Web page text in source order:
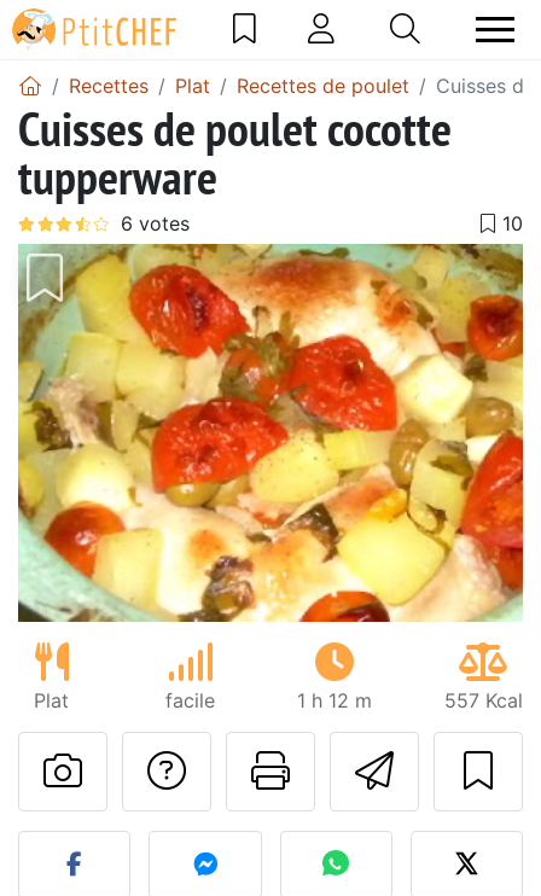
Recettes Plat Recettes de poulet Cuisses
Cuisses de poulet cocotte
tupperware
Plat facile 1 h 12 m 557 Kcal
Imprimer
Poser une
Publier votre photo de